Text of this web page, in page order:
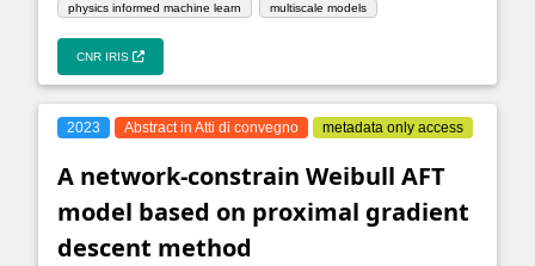
physics informed machine learn
multiscale models
CNR IRIS
2023 Abstract in Atti di convegno metadata only access
A network-constrain Weibull AFT
model based on proximal gradient
descent method